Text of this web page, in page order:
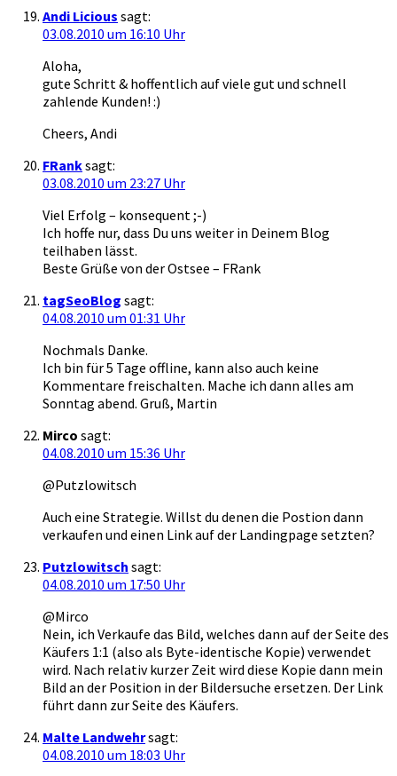
Andi Licious sagt:
03.08.2010 um 16:10 Uhr
Aloha,
gute Schritt & hoffentlich auf viele gut und schnell
zahlende Kunden! :)
Cheers, Andi
FRanksagt:
03.08.2010 um 23:27 Uhr
Viel Erfolg – konsequent ;-)
Ich hoffe nur, dass Du uns weiter in Deinem Blog
teilhaben lässt.
Beste Grüße von der Ostsee – FRank
tagSeoBlog sagt:
04.08.2010 um 01:31 Uhr
Nochmals Danke.
Ich bin für 5 Tage offline, kann also auch keine
Kommentare freischalten. Mache ich dann alles am
Sonntag abend. Gruß, Martin
Mirco sagt:
04.08.2010 um 15:36 Uhr
@Putzlowitsch
Auch eine Strategie. Willst du denen die Postion dann
verkaufen und einen Link auf der Landingpage setzten?
Putzlowitsch sagt:
04.08.2010 um 17:50 Uhr
@Mirco
Nein, ich Verkaufe das Bild, welches dann auf der Seite des
Käufers 1:1 (also als Byte-identische Kopie) verwendet
wird. Nach relativ kurzer Zeit wird diese Kopie dann mein
Bild an der Position in der Bildersuche ersetzen. Der Link
führt dann zur Seite des Käufers.
Malte Landwehrsagt:
04.08.2010 um 18:03 Uhr